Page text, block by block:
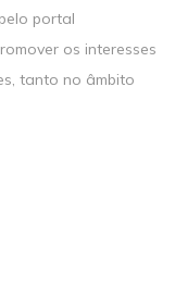
portal
os interesses
tanto no âmbito